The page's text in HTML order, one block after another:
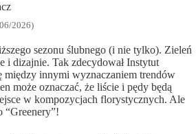
2026)
sezonu ślubnego (i nie tylko). Zieleń
i dizajnie. Tak zdecydował Instytut
między innymi wyznaczaniem trendów
może oznaczać, że liście i pędy będą
w kompozycjach florystycznych. Ale
“Greenery”!